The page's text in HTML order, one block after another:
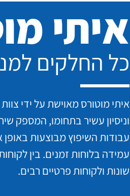
איתי
כל החלקים
איתי מוטורס מאוישת על ידי
וניסיון עשיר בתחומו, המספק
עבודות השיפוץ מבוצעות באופן
עמידה בלוחות זמנים. בין
שונות ולקוחות פרטיים רבים.